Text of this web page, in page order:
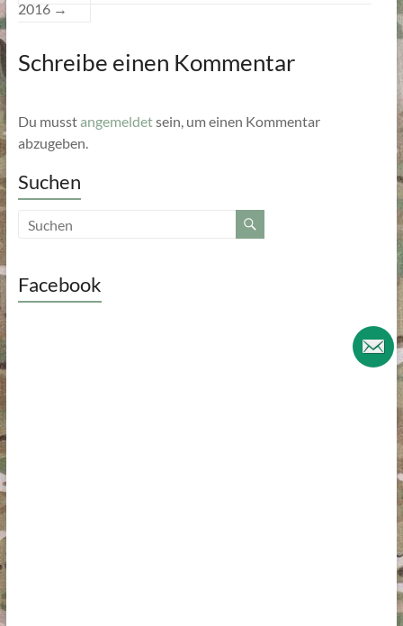
2016 →
Schreibe einen Kommentar
Du musstangemeldetsein, um einen Kommentar
abzugeben.
Suchen
Facebook